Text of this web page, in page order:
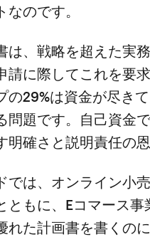
のです。
は、戦略を超えた実
請に際してこれを要
の29%は資金が尽き
問題です。自己資金
明確さと説明責任の
では、オンライン小
ともに、Eコマース
れた計画書を書くの